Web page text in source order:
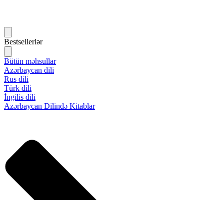
Bestsellerlər
Bütün məhsullar
Azərbaycan dili
Rus dili
Türk dili
İngilis dili
Azərbaycan Dilində Kitablar